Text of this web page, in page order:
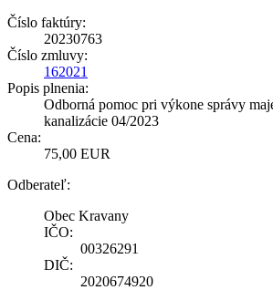
Číslo faktúry:
20230763
Číslo zmluvy:
162021
Popis plnenia:
Odborná pomoc pri výkone správy
kanalizácie 04/2023
Cena:
75,00 EUR
Odberateľ:
Obec Kravany
IČO:
00326291
DIČ:
2020674920